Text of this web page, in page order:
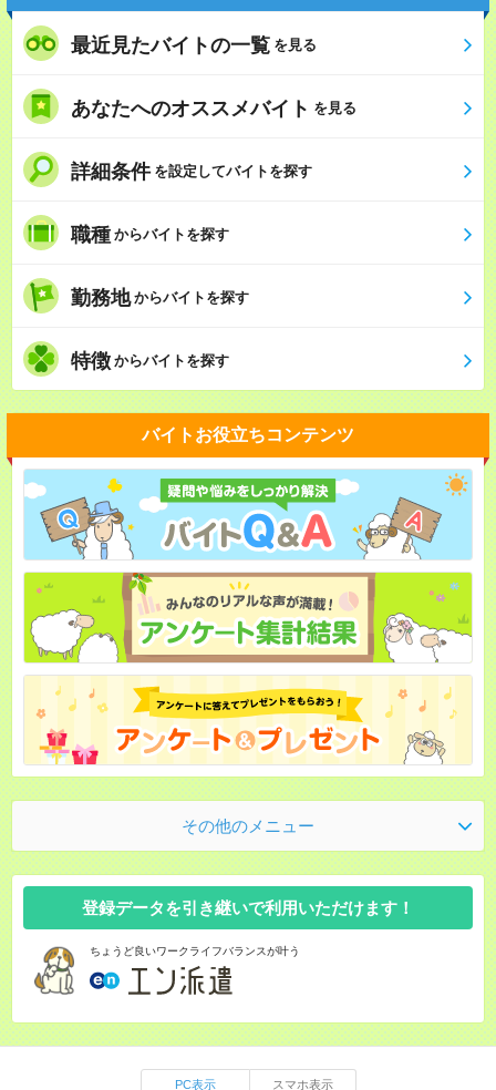
最近見たバイトの一覧 を見る
あなたへのオススメバイト を見る
詳細条件 を設定してバイトを探す
職種 からバイトを探す
勤務地 からバイトを探す
特徴 からバイトを探す
バイトお役立ちコンテンツ
その他のメニュー
登録データを引き継いで利用いただけます！
ちょうど良いワークライフバランスが叶う
PC表示 スマホ表示